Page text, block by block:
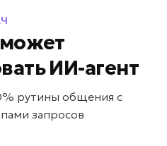
под ключ
на документы?
ИИ-агент
рутины общения с
запросов